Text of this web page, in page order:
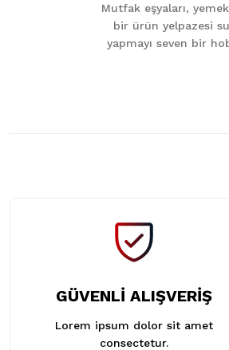
Ürün bilgilerinde hatalar bulunuyor.
Ürün fiyatı diğer sitelerden daha
Mutfak eşyaları,
bir ürün yelpazesi
yapmayı seven bir
GÜVENLİ ALIŞVERİŞ
Lorem ipsum dolor sit amet
consectetur.